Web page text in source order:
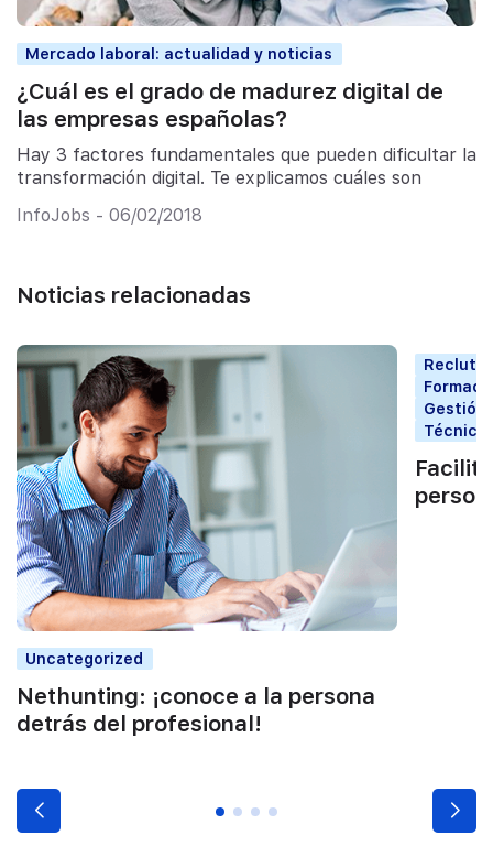
Mercado laboral: actualidad y noticias
¿Cuál es el grado de madurez digital de
las empresas españolas?
Hay 3 factores fundamentales que pueden dificultar la
transformación digital. Te explicamos cuáles son
InfoJobs - 06/02/2018
Noticias relacionadas
Uncategorized
Nethunting: ¡conoce a la persona
detrás del profesional!
Gestión